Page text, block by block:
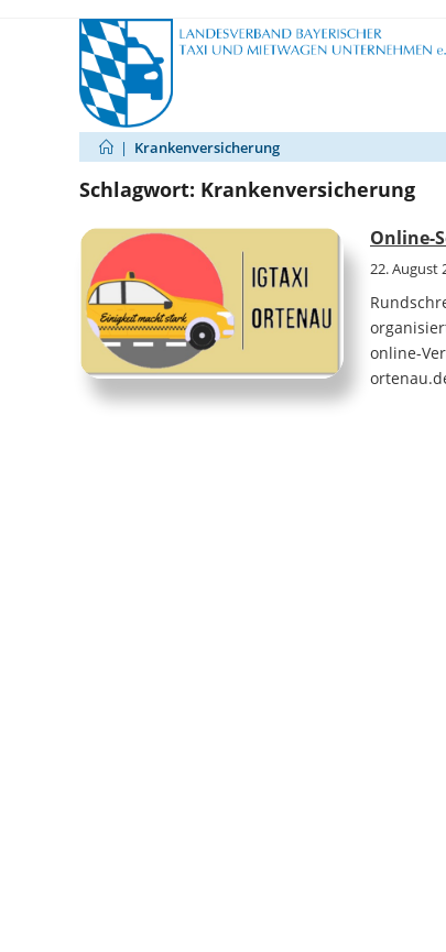
| Krankenversicherung
Schlagwort: Krankenversicherung
Online-
22. August
online-